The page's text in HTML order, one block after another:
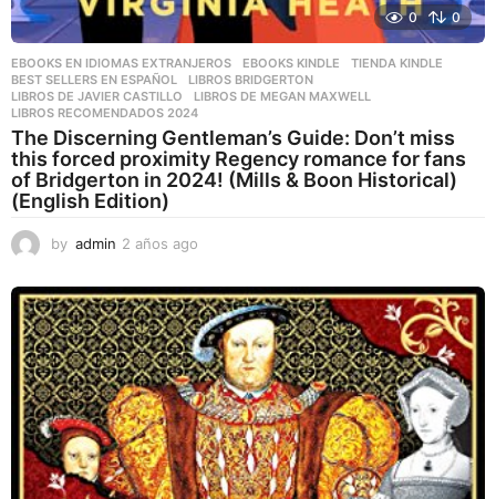
0 0
EBOOKS EN IDIOMAS EXTRANJEROS ,EBOOKS KINDLE ,TIENDA KINDLE
BEST SELLERS EN ESPAÑOL
,LIBROS BRIDGERTON
LIBROS DE JAVIER CASTILLO
,LIBROS DE MEGAN MAXWELL
LIBROS RECOMENDADOS 2024
The Discerning Gentleman’s Guide: Don’t miss
this forced proximity Regency romance for fans
of Bridgerton in 2024! (Mills & Boon Historical)
(English Edition)
by admin 2 años ago
ñ
o
s
a
g
o